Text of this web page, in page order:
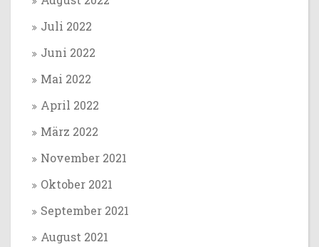
Juli 2022
Juni 2022
Mai 2022
April 2022
März 2022
November 2021
Oktober 2021
September 2021
August 2021